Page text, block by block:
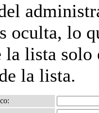
oculta, lo
la lista
la lista.